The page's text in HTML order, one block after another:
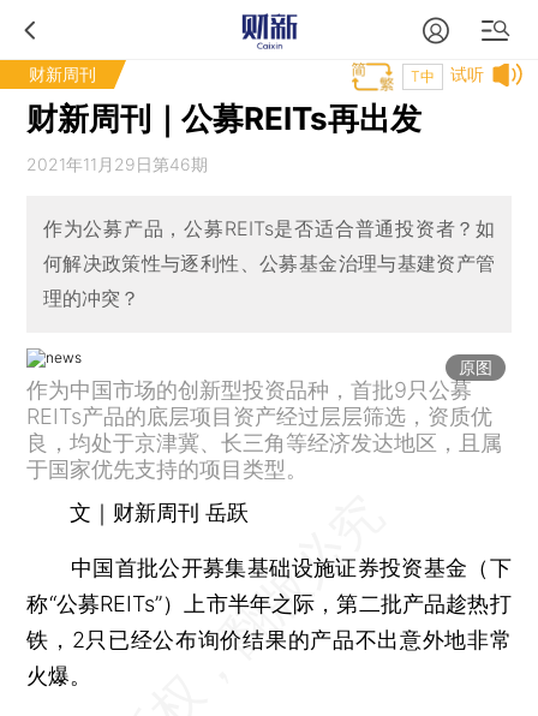
财新周刊 试听
T中
财新周刊｜公募REITs再出发
2021年11月29日第46期
作为公募产品，公募REITs是否适合普通投资者？如
何解决政策性与逐利性、公募基金治理与基建资产管
理的冲突？
原图
作为中国市场的创新型投资品种，首批9只公募
REITs产品的底层项目资产经过层层筛选，资质优
良，均处于京津冀、长三角等经济发达地区，且属
于国家优先支持的项目类型。
文｜财新周刊 岳跃
中国首批公开募集基础设施证券投资基金（下
称“公募REITs”）上市半年之际，第二批产品趁热打
铁，2只已经公布询价结果的产品不出意外地非常
火爆。